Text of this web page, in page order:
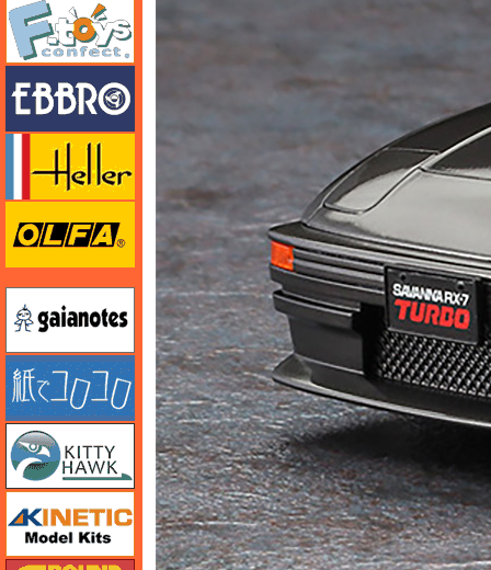
エレール
オルファ
ガイアノーツ
紙でコロコロ
キティホーク
キネテック